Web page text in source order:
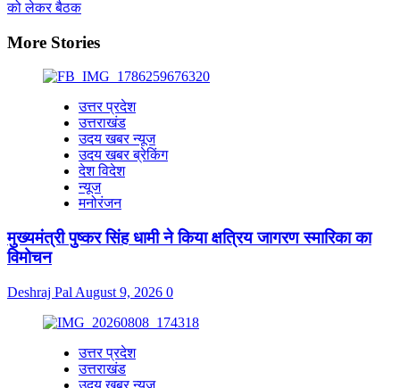
को लेकर बैठक
More Stories
उत्तर प्रदेश
उत्तराखंड
उदय खबर न्यूज
उदय खबर ब्रेकिंग
देश विदेश
न्यूज
मनोरंजन
मुख्यमंत्री पुष्कर सिंह धामी ने किया क्षत्रिय जागरण स्मारिका का
विमोचन
Deshraj Pal August 9, 2026 0
उत्तर प्रदेश
उत्तराखंड
उदय खबर न्यूज